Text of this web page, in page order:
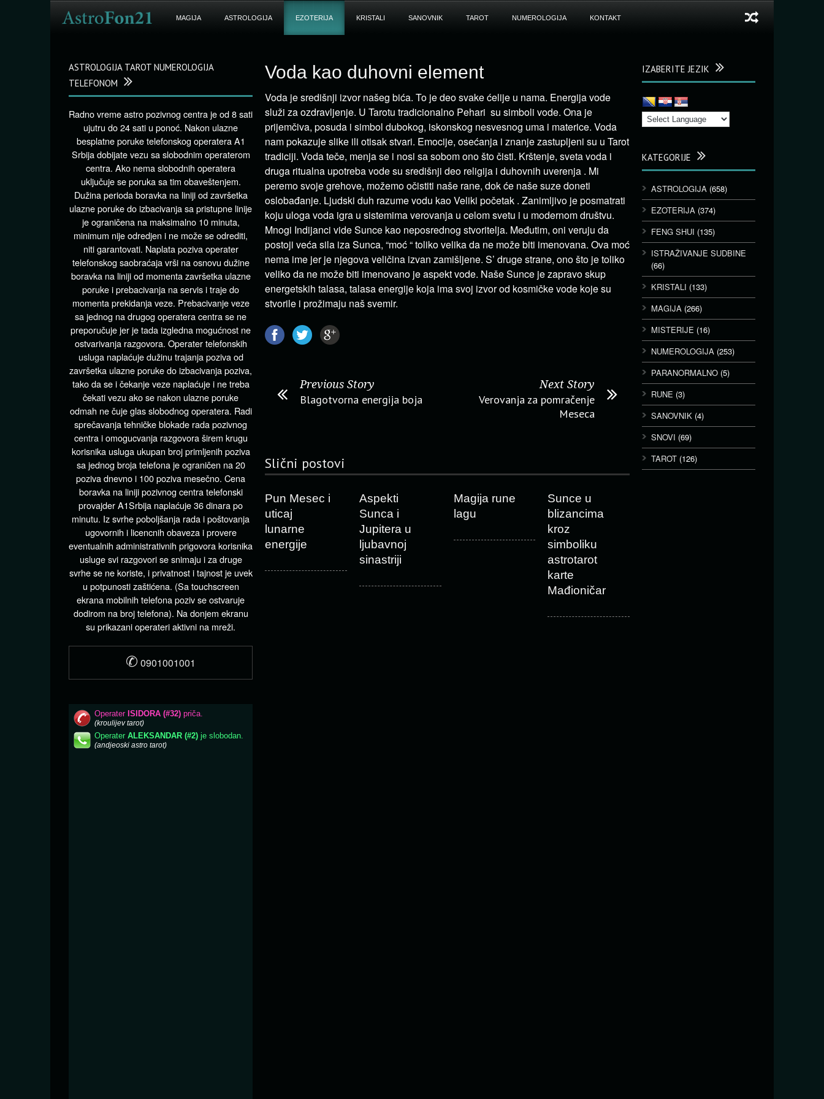
MAGIJA ASTROLOGIJA EZOTERIJA KRISTALI SANOVNIK TAROT NUMEROLOGIJA KONTAKT
Voda kao duhovni element
Voda je središnji izvor našeg bića. To je deo svake ćelije u nama. Energija vode
služi za ozdravljenje. U Tarotu tradicionalno Pehari su simboli vode. Ona je
prijemčiva, posuda i simbol dubokog, iskonskog nesvesnog uma i materice. Voda
nam pokazuje slike ili otisak stvari. Emocije, osećanja i znanje zastupljeni su u Tarot
tradiciji. Voda teče, menja se i nosi sa sobom ono što čisti. Krštenje, sveta voda i
druga ritualna upotreba vode su središnji deo religija i duhovnih uverenja . Mi
peremo svoje grehove, možemo očistiti naše rane, dok će naše suze doneti
oslobađanje. Ljudski duh razume vodu kao Veliki početak . Zanimljivo je posmatrati
koju uloga voda igra u sistemima verovanja u celom svetu i u modernom društvu.
Mnogi Indijanci vide Sunce kao neposrednog stvoritelja. Međutim, oni veruju da
postoji veća sila iza Sunca, “moć “ toliko velika da ne može biti imenovana. Ova moć
nema ime jer je njegova veličina izvan zamišljene. S’ druge strane, ono što je toliko
veliko da ne može biti imenovano je aspekt vode. Naše Sunce je zapravo skup
energetskih talasa, talasa energije koja ima svoj izvor od kosmičke vode koje su
stvorile i prožimaju naš svemir.
Previous Story
Blagotvorna energija boja
Next Story
Verovanja za pomračenje
Meseca
Slični postovi
Pun Mesec i
uticaj
lunarne
energije
Aspekti
Sunca i
Jupitera u
ljubavnoj
sinastriji
Magija rune
lagu
Sunce u
blizancima
kroz
simboliku
astrotarot
karte
Mađioničar
IZABERITE JEZIK
KATEGORIJE
ASTROLOGIJA (658)
EZOTERIJA (374)
FENG SHUI (135)
ISTRAŽIVANJE SUDBINE
(66)
KRISTALI (133)
MAGIJA (266)
MISTERIJE (16)
NUMEROLOGIJA (253)
PARANORMALNO (5)
RUNE (3)
SANOVNIK (4)
SNOVI (69)
TAROT (126)
ASTROLOGIJA TAROT NUMEROLOGIJA
TELEFONOM
Radno vreme astro pozivnog centra je od 8 sati
ujutru do 24 sati u ponoć. Nakon ulazne
besplatne poruke telefonskog operatera A1
Srbija dobijate vezu sa slobodnim operaterom
centra. Ako nema slobodnih operatera
uključuje se poruka sa tim obaveštenjem.
Dužina perioda boravka na liniji od završetka
ulazne poruke do izbacivanja sa pristupne linije
je ograničena na maksimalno 10 minuta,
minimum nije odredjen i ne može se odrediti,
niti garantovati. Naplata poziva operater
telefonskog saobraćaja vrši na osnovu dužine
boravka na liniji od momenta završetka ulazne
poruke i prebacivanja na servis i traje do
momenta prekidanja veze. Prebacivanje veze
sa jednog na drugog operatera centra se ne
preporučuje jer je tada izgledna mogućnost ne
ostvarivanja razgovora. Operater telefonskih
usluga naplaćuje dužinu trajanja poziva od
završetka ulazne poruke do izbacivanja poziva,
tako da se i čekanje veze naplaćuje i ne treba
čekati vezu ako se nakon ulazne poruke
odmah ne čuje glas slobodnog operatera. Radi
sprečavanja tehničke blokade rada pozivnog
centra i omogucvanja razgovora širem krugu
korisnika usluga ukupan broj primljenih poziva
sa jednog broja telefona je ograničen na 20
poziva dnevno i 100 poziva mesečno. Cena
boravka na liniji pozivnog centra telefonski
provajder A1Srbija naplaćuje 36 dinara po
minutu. Iz svrhe poboljšanja rada i poštovanja
ugovornih i licencnih obaveza i provere
eventualnih administrativnih prigovora korisnika
usluge svi razgovori se snimaju i za druge
svrhe se ne koriste, i privatnost i tajnost je uvek
u potpunosti zaštićena. (Sa touchscreen
ekrana mobilnih telefona poziv se ostvaruje
dodirom na broj telefona). Na donjem ekranu
su prikazani operateri aktivni na mreži.
✆ 0901001001